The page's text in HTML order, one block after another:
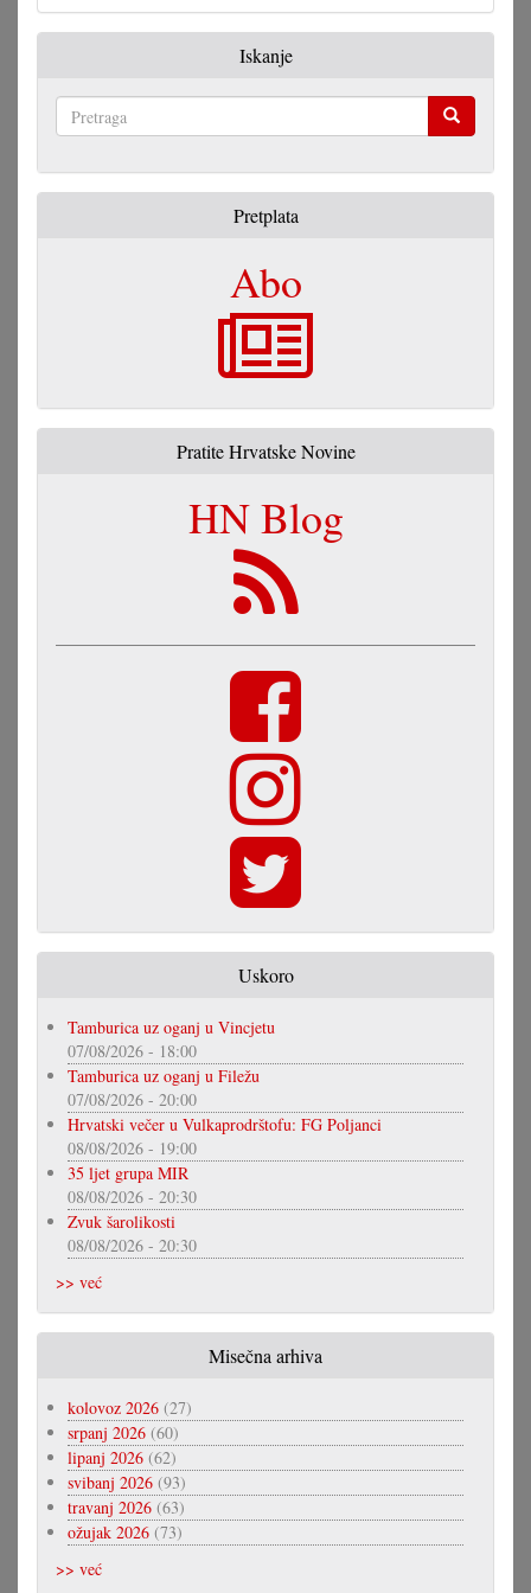
Iskanje
Pretplata
Abo
Pratite Hrvatske Novine
HN Blog
Uskoro
Tamburica uz oganj u Vincjetu
07/08/2026 - 18:00
Tamburica uz oganj u Filežu
07/08/2026 - 20:00
Hrvatski večer u Vulkaprodrštofu: FG Poljanci
08/08/2026 - 19:00
35 ljet grupa MIR
08/08/2026 - 20:30
Zvuk šarolikosti
08/08/2026 - 20:30
>> već
Misečna arhiva
kolovoz 2026 (27)
srpanj 2026 (60)
lipanj 2026 (62)
svibanj 2026 (93)
travanj 2026 (63)
ožujak 2026 (73)
>> već